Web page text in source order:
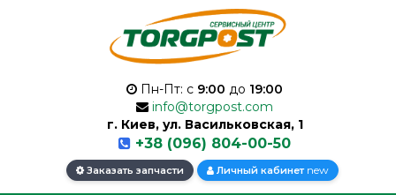
Пн-Пт: с 9:00 до 19:00
info@torgpost.com
г. Киев, ул. Васильковская, 1
+38 (096) 804-00-50
Заказать запчасти Личный кабинет new